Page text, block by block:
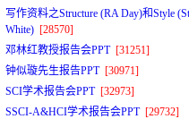
写作资料之Structure (RA Day)和Style
White) [28570]
邓林红教授报告会PPT [31251]
钟似璇先生报告PPT [30971]
SCI学术报告会PPT [32973]
SSCI-A&HCI学术报告会PPT [29732]